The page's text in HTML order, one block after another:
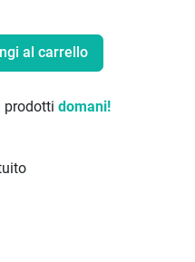
al carrello
prodotti domani!